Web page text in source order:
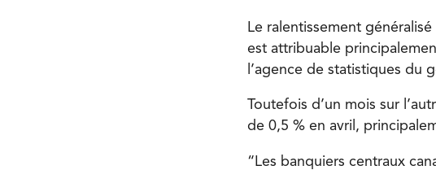
Le ralentissement
est attribuable
l’agence de statistiques du
Toutefois d’un mois sur
de 0,5 % en avril,
“Les banquiers centraux